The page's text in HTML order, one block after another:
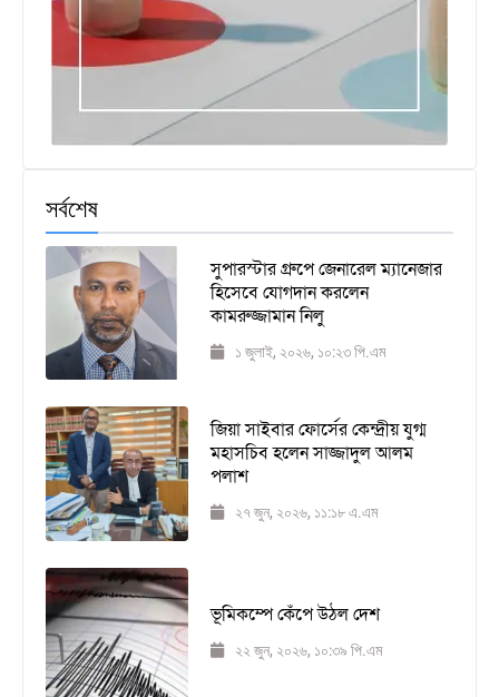
সর্বশেষ
সুপারস্টার গ্রুপে জেনারেল ম্যানেজার
হিসেবে যোগদান করলেন
কামরুজ্জামান নিলু
১ জুলাই, ২০২৬, ১০:২৩ পি.এম
জিয়া সাইবার ফোর্সের কেন্দ্রীয় যুগ্ম
মহাসচিব হলেন সাজ্জাদুল আলম
পলাশ
২৭ জুন, ২০২৬, ১১:১৮ এ.এম
ভূমিকম্পে কেঁপে উঠল দেশ
২২ জুন, ২০২৬, ১০:৩৯ পি.এম